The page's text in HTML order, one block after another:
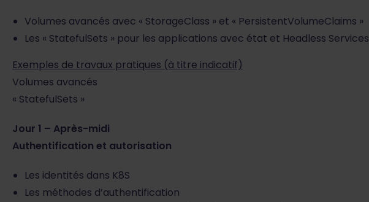
Volumes avancés avec « StorageClass » et « PersistentVolumeClaims »
Les « StatefulSets » pour les applications avec état et Headless Services
Exemples de travaux pratiques (à titre indicatif)
Volumes avancés
« StatefulSets »
Jour 1 – Après-midi
Authentification et autorisation
Les identités dans K8S
Les méthodes d’authentification